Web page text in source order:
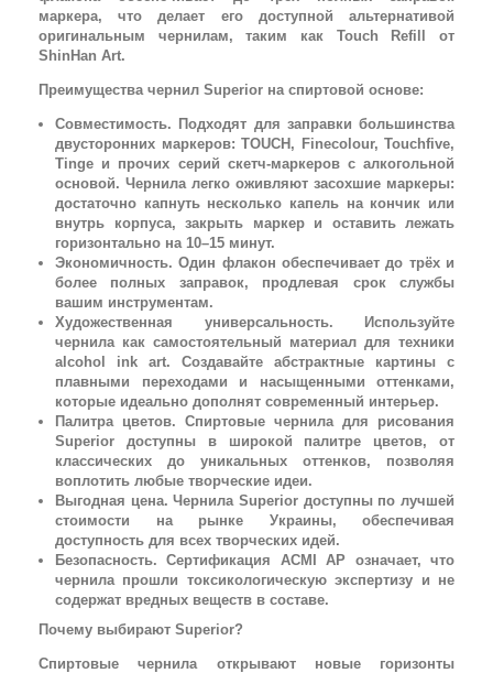
маркера, что делает его доступной альтернативой
оригинальным чернилам, таким как Touch Refill от
ShinHan Art.
Преимущества чернил Superior на спиртовой основе:
Совместимость. Подходят для заправки большинства
двусторонних маркеров: TOUCH, Finecolour, Touchfive,
Tinge и прочих серий скетч-маркеров с алкогольной
основой. Чернила легко оживляют засохшие маркеры:
достаточно капнуть несколько капель на кончик или
внутрь корпуса, закрыть маркер и оставить лежать
горизонтально на 10–15 минут.
Экономичность. Один флакон обеспечивает до трёх и
более полных заправок, продлевая срок службы
вашим инструментам.
Художественная универсальность. Используйте
чернила как самостоятельный материал для техники
alcohol ink art. Создавайте абстрактные картины с
плавными переходами и насыщенными оттенками,
которые идеально дополнят современный интерьер.
Палитра цветов. Спиртовые чернила для рисования
Superior доступны в широкой палитре цветов, от
классических до уникальных оттенков, позволяя
воплотить любые творческие идеи.
Выгодная цена. Чернила Superior доступны по лучшей
стоимости на рынке Украины, обеспечивая
доступность для всех творческих идей.
Безопасность. Сертификация ACMI AP означает, что
чернила прошли токсикологическую экспертизу и не
содержат вредных веществ в составе.
Почему выбирают Superior?
Спиртовые чернила открывают новые горизонты